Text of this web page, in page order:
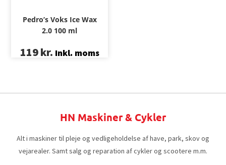
Pedro’s Voks Ice Wax
2.0 100 ml
119kr. Inkl. moms
HN Maskiner & Cykler
Alt i maskiner til pleje og vedligeholdelse af have, park, skov og
vejarealer. Samt salg og reparation af cykler og scootere m.m.